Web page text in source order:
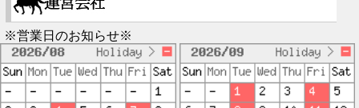
※営業日のお知らせ※